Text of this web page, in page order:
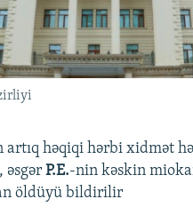
artıq həqiqi hərbi xidmət
əsgər P.E.-nin kəskin
öldüyü bildirilir